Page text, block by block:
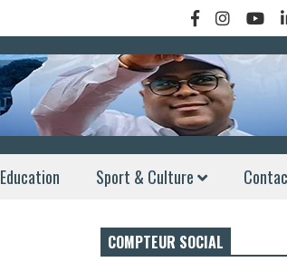
Education Sport & Culture
COMPTEUR SOCIAL